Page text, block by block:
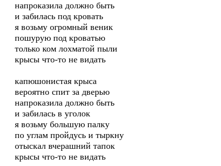
напроказила должно быть
и забилась под кровать
я возьму огромный веник
пошурую под кроватью
только ком лохматой пыли
крысы что-то не видать
капюшонистая крыса
вероятно спит за дверью
напроказила должно быть
и забилась в уголок
я возьму большую палку
по углам пройдусь и тыркну
отыскал вчерашний тапок
крысы что-то не видать